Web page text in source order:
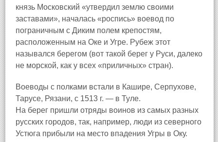
князь Московский «утвердил землю своими
заставами», началась «роспись» воевод по
пограничным с Диким полем крепостям,
расположенным на Оке и Угре. Рубеж этот
назывался берегом (вот такой берег у Руси, далеко
не морской, как у всех «приличных» стран).
Воеводы с полками встали в Кашире, Серпухове,
Тарусе, Рязани, с 1513 г. — в Туле.
На берег пришли отряды воинов из самых разных
русских городов, так, например, люди из северного
Устюга прибыли на место впадения Угры в Оку.